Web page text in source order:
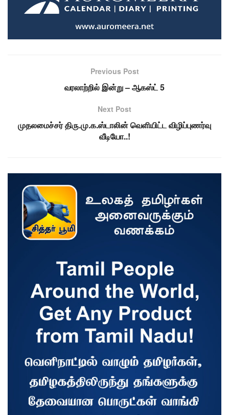
Previous Post
வரலாற்றில் இன்று – ஆகஸ்ட் 5
Next Post
முதலமைச்சர் திரு.மு.க.ஸ்டாலின் வெளியிட்ட விழிப்புணர்வு
வீடியோ..!